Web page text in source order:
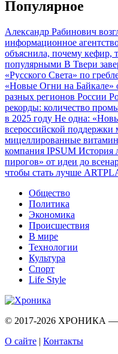
Популярное
Александр Рабинович
информационное
объяснила, почему кефир,
популярными В Твери
«Русского Света» по
«Новые Огни на Байкале»
разных регионов России
рекорды: количество
в 2025 году Не одна:
всероссийской
мицеллированные
компания IPSUM История
пирогов» от идеи до
чтобы стать лучше
Общество
Политика
Экономика
Происшествия
В мире
Технологии
Культура
Спорт
Life Style
© 2017-2026 ХРОНИКА —
О сайте | Контакты